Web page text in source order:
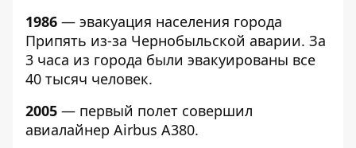
1986 — эвакуация населения города
Припять из-за Чернобыльской аварии. За
3 часа из города были эвакуированы все
40 тысяч человек.
2005 — первый полет совершил
авиалайнер Airbus А380.